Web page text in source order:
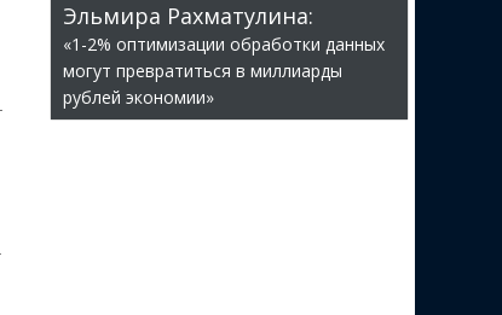
Эльмира Рахматулина:
«1-2% оптимизации обработки данных
могут превратиться в миллиарды
рублей экономии»